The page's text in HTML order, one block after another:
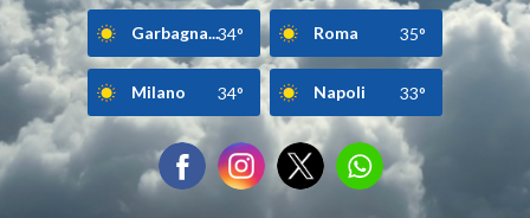
Garbagna...34° Roma 35°
Milano 34° Napoli 33°